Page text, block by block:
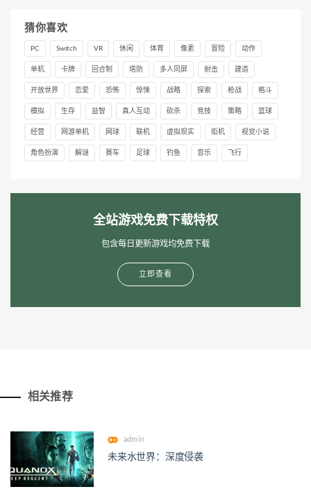
猜你喜欢
PC Switch VR 休闲 体育 像素 冒险 动作
单机 卡牌 回合制 塔防 多人同屏 射击 建造
开放世界 恋爱 恐怖 惊悚 战略 探索 枪战 格斗
模拟 生存 益智 真人互动 砍杀 竞技 策略 篮球
经营 网游单机 网球 联机 虚拟现实 街机 视觉小说
角色扮演 解谜 赛车 足球 钓鱼 音乐 飞行
全站游戏免费下载特权
包含每日更新游戏均免费下载
立即查看
相关推荐
admin
未来水世界：深度侵袭